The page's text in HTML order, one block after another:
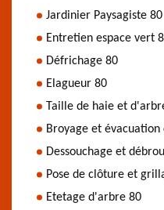
Jardinier Paysagiste 80
Entretien espace vert
Défrichage 80
Elagueur 80
Taille de haie et
Broyage et évacuation
Dessouchage et
Pose de clôture et
Etetage d'arbre 80